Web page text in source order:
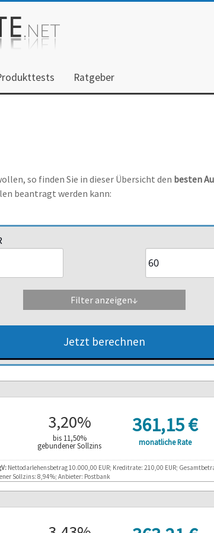
Ratgeber
so finden Sie in dieser Übersicht den besten
beantragt werden kann:
Filter anzeigen↓
Restschuldversicherung möglich
Jetzt berechnen
3,20%
bis 11,50%
gebundener Sollzins
361,15 €
monatliche Rate
Nettodarlehensbetrag 10.000,00 EUR; Kreditrate: 210,00 EUR;
Sollzins: 8,94%; Anbieter: Postbank
Repräsentatives